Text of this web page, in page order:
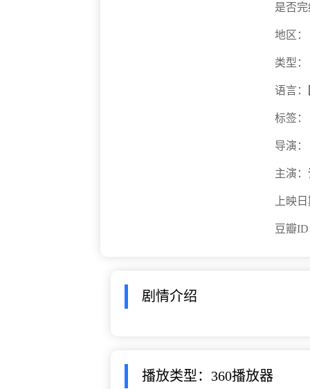
是否
地区：
类型：
语言：
标签：
导演：
主演：
上映
豆瓣
剧情介绍
播放类型：360播放器